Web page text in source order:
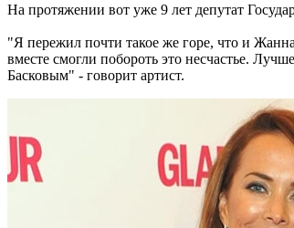
На протяжении вот уже 9 лет депутат
"Я пережил почти такое же горе, что и
вместе смогли побороть это несчастье.
Басковым" - говорит артист.